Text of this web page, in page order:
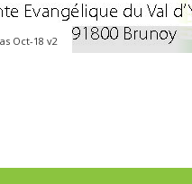
Oct-18 v2